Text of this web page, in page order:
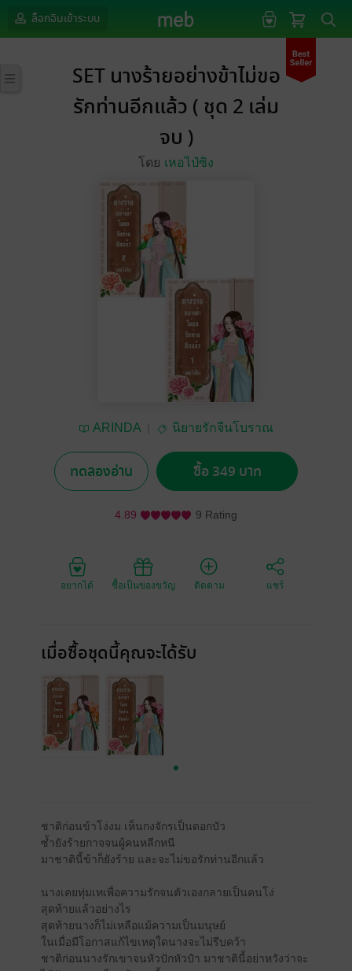
ล็อกอินเข้าระบบ
SET นางร้ายอย่างข้าไม่ขอ
รักท่านอีกแล้ว ( ชุด 2 เล่ม
จบ )
โดย เหอไป๋ซิง
ARINDA นิยายรักจีนโบราณ
ทดลองอ่าน ซื้อ 349 บาท
4.89 9 Rating
อยากได้ ซื้อเป็นของขวัญ ติดตาม แชร์
เมื่อซื้อชุดนี้คุณจะได้รับ
ชาติก่อนข้าโง่งม เห็นกงจักรเป็นดอกบัว
ซ้ำยังร้ายกาจจนผู้คนหลีกหนี
มาชาตินี้ข้าก็ยังร้าย และจะไม่ขอรักท่านอีกแล้ว
นางเคยทุ่มเทเพื่อความรักจนตัวเองกลายเป็นคนโง่
สุดท้ายแล้วอย่างไร
สุดท้ายนางก็ไม่เหลือแม้ความเป็นมนุษย์
ในเมื่อมีโอกาสแก้ไขเหตุใดนางจะไม่รีบคว้า
ชาติก่อนนางรักเขาจนหัวปักหัวปำ มาชาตินี้อย่าหวังว่าจะ